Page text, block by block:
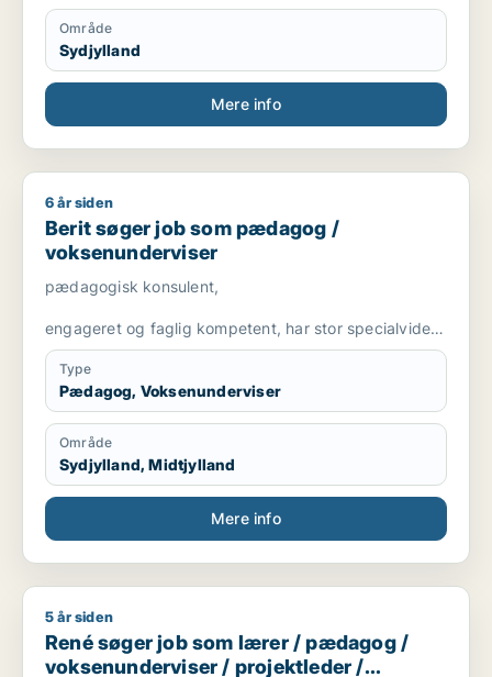
Område
Sydjylland
Mere info
Berit søger job som pædagog / voksenunderviser
6 år siden
Berit søger job som pædagog /
voksenunderviser
pædagogisk konsulent,
engageret og faglig kompetent, har stor specialviden
og er fleksibel
Type
Pædagog, Voksenunderviser
Område
Sydjylland, Midtjylland
Mere info
René søger job som lærer / pædagog / voksenunderviser /
5 år siden
René søger job som lærer / pædagog /
voksenunderviser / projektleder /